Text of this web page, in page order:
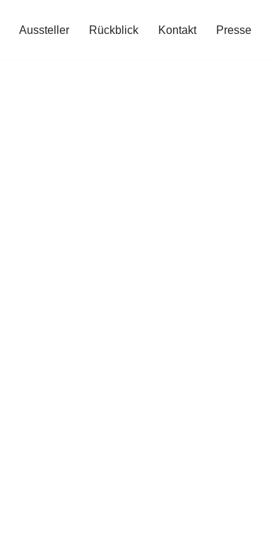
Aussteller Rückblick Kontakt Presse